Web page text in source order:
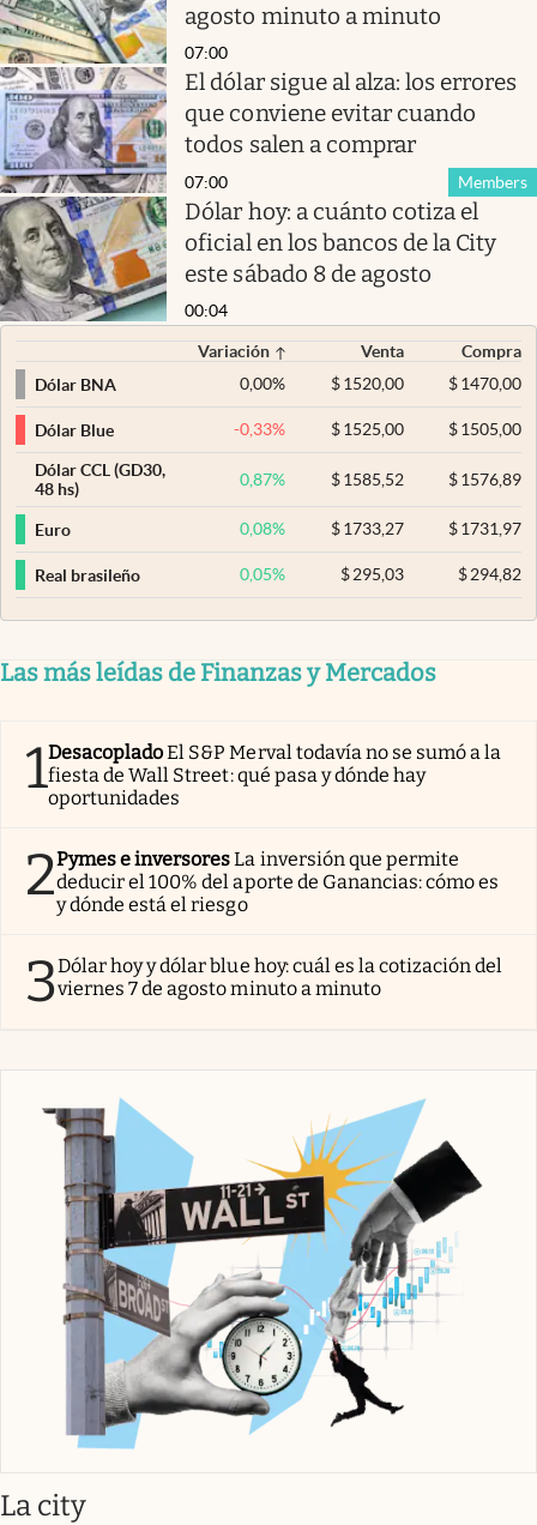
agosto minuto a minuto
07:00
El dólar sigue al alza: los errores
que conviene evitar cuando
todos salen a comprar
Members
07:00
Dólar hoy: a cuánto cotiza el
oficial en los bancos de la City
este sábado 8 de agosto
00:04
Variación Venta
Compra
Dólar BNA
0,00% $ 1520,00 $1470,00
Dólar Blue -0,33% $ 1525,00 $1505,00
Dólar CCL (GD30,
48 hs)
0,87% $ 1585,52 $1576,89
Euro 0,08% $ 1733,27 $1731,97
Real brasileño 0,05% $ 295,03 $294,82
Las más leídas de Finanzas y Mercados
1DesacopladoEl S&P Merval todavía no se sumó a la
fiesta de Wall Street: qué pasa y dónde hay
oportunidades
2Pymes e inversoresLa inversión que permite
deducir el 100% del aporte de Ganancias: cómo es
y dónde está el riesgo
3Dólar hoy y dólar blue hoy: cuál es la cotización del
viernes 7 de agosto minuto a minuto
La cityabre en nueva pestaña